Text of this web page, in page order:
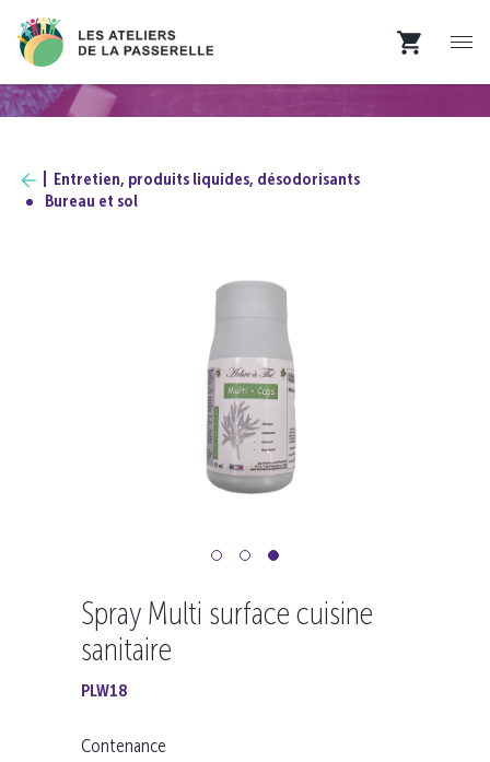
Entretien, produits liquides, désodorisants
Bureau et sol
Spray Multi surface cuisine
sanitaire
PLW18
Contenance